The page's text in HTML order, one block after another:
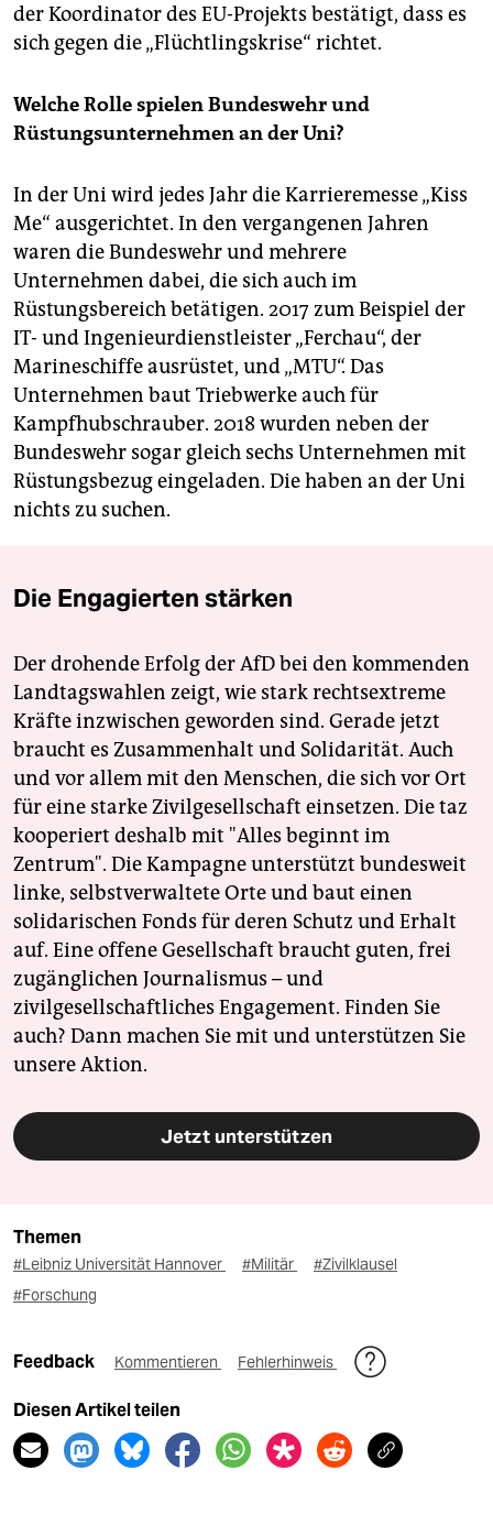
der Koordinator des EU-Projekts bestätigt, dass es
sich gegen die „Flüchtlingskrise“ richtet.
Welche Rolle spielen Bundeswehr und
Rüstungsunternehmen an der Uni?
In der Uni wird jedes Jahr die Karrieremesse „Kiss
Me“ ausgerichtet. In den vergangenen Jahren
waren die Bundeswehr und mehrere
Unternehmen dabei, die sich auch im
Rüstungsbereich betätigen. 2017 zum Beispiel der
IT- und Ingenieurdienstleister „Ferchau“, der
Marineschiffe ausrüstet, und „MTU“. Das
Unternehmen baut Triebwerke auch für
Kampfhubschrauber. 2018 wurden neben der
Bundeswehr sogar gleich sechs Unternehmen mit
Rüstungsbezug eingeladen. Die haben an der Uni
nichts zu suchen.
Die Engagierten stärken
Der drohende Erfolg der AfD bei den kommenden
Landtagswahlen zeigt, wie stark rechtsextreme
Kräfte inzwischen geworden sind. Gerade jetzt
braucht es Zusammenhalt und Solidarität. Auch
und vor allem mit den Menschen, die sich vor Ort
für eine starke Zivilgesellschaft einsetzen. Die taz
kooperiert deshalb mit "Alles beginnt im
Zentrum". Die Kampagne unterstützt bundesweit
linke, selbstverwaltete Orte und baut einen
solidarischen Fonds für deren Schutz und Erhalt
auf. Eine offene Gesellschaft braucht guten, frei
zugänglichen Journalismus – und
zivilgesellschaftliches Engagement. Finden Sie
auch? Dann machen Sie mit und unterstützen Sie
unsere Aktion.
Jetzt unterstützen
Themen
#Leibniz Universität Hannover #Militär
#Zivilklausel
#Forschung
Feedback Kommentieren Fehlerhinweis
Diesen Artikel teilen